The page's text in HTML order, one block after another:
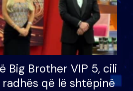
Big Brother VIP 5, cili
që lë shtëpinë